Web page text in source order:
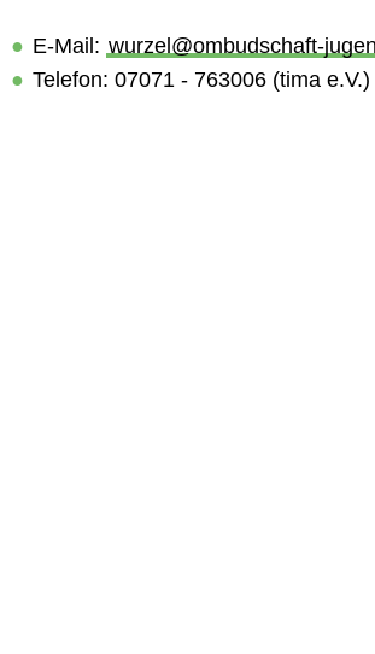
E-Mail : wurzel@ombudschaft-
Telefon: 07071 - 763006 (tima e.V.)